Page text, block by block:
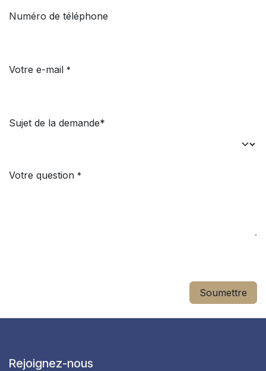
Numéro de téléphone
Votre e-mail *
Sujet de la demande*
Votre question *
Soumettre
Rejoignez-nous